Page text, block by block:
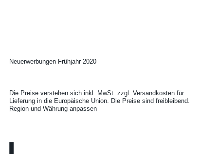
Neuerwerbungen Frühjahr 2020
Die Preise verstehen sich inkl. MwSt. zzgl. Versandkosten für
Lieferung in die Europäische Union. Die Preise sind freibleibend.
Region und Währung anpassen